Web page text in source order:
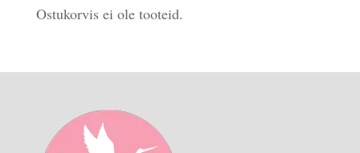
Ostukorvis ei ole tooteid.